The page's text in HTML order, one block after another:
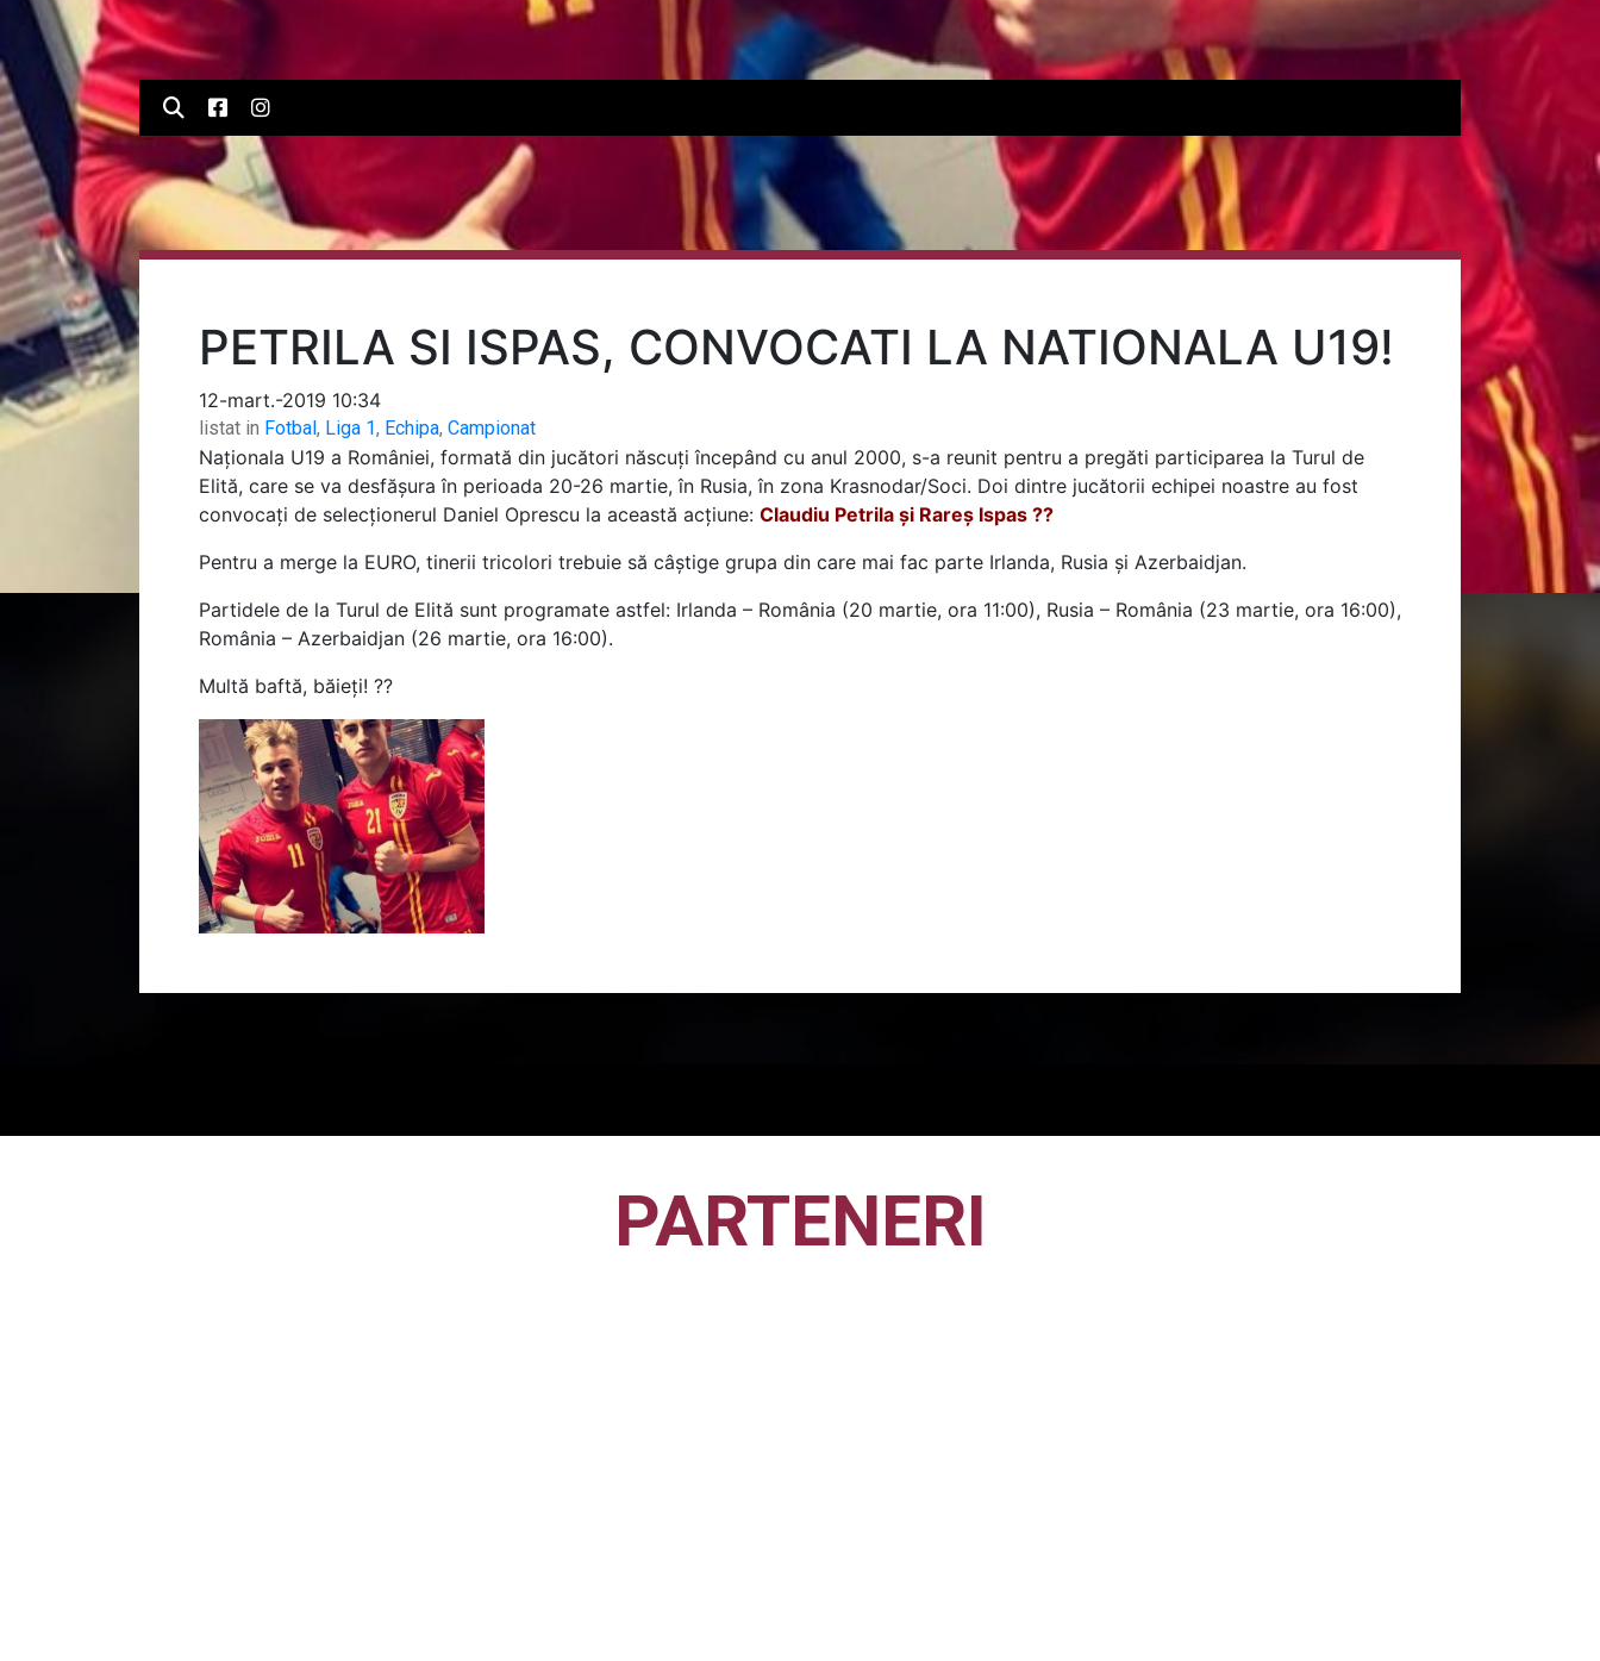
PETRILA SI ISPAS, CONVOCATI LA NATIONALA U19!
12-mart.-2019 10:34
listat in Fotbal, Liga 1, Echipa, Campionat
Naționala U19 a României, formată din jucători născuți începând cu anul 2000, s-a reunit pentru a pregăti participarea la Turul de
Elită, care se va desfășura în perioada 20-26 martie, în Rusia, în zona Krasnodar/Soci. Doi dintre jucătorii echipei noastre au fost
convocați de selecționerul Daniel Oprescu la această acțiune: Claudiu Petrila și Rareș Ispas ??
Pentru a merge la EURO, tinerii tricolori trebuie să câștige grupa din care mai fac parte Irlanda, Rusia și Azerbaidjan.
Partidele de la Turul de Elită sunt programate astfel: Irlanda – România (20 martie, ora 11:00), Rusia – România (23 martie, ora 16:00),
România – Azerbaidjan (26 martie, ora 16:00).
Multă baftă, băieți! ??
PARTENERI